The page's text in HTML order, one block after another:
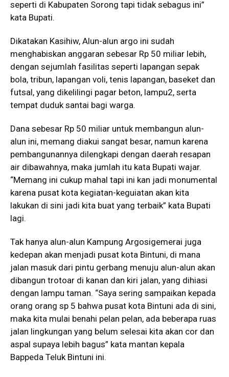
seperti di Kabupaten Sorong tapi tidak sebagus ini”
kata Bupati.
Dikatakan Kasihiw, Alun-alun argo ini sudah
menghabiskan anggaran sebesar Rp 50 miliar lebih,
dengan sejumlah fasilitas seperti lapangan sepak
bola, tribun, lapangan voli, tenis lapangan, baseket dan
futsal, yang dikelilingi pagar beton, lampu2, serta
tempat duduk santai bagi warga.
Dana sebesar Rp 50 miliar untuk membangun alun-
alun ini, memang diakui sangat besar, namun karena
pembangunannya dilengkapi dengan daerah resapan
air dibawahnya, maka jumlah itu kata Bupati wajar.
“Memang ini cukup mahal tapi ini kan jadi monumental
karena pusat kota kegiatan-keguiatan akan kita
lakukan di sini jadi kita buat yang terbaik” kata Bupati
lagi.
Tak hanya alun-alun Kampung Argosigemerai juga
kedepan akan menjadi pusat kota Bintuni, di mana
jalan masuk dari pintu gerbang menuju alun-alun akan
dibangun trotoar di kanan dan kiri jalan, yang dihiasi
dengan lampu taman. “Saya sering sampaikan kepada
orang orang sp 5 bahwa pusat kota Bintuni ada di sini,
maka kita mulai benahi pelan pelan, ada beberapa ruas
jalan lingkungan yang belum selesai kita akan cor dan
aspal supaya lebih bagus” kata mantan kepala
Bappeda Teluk Bintuni ini.